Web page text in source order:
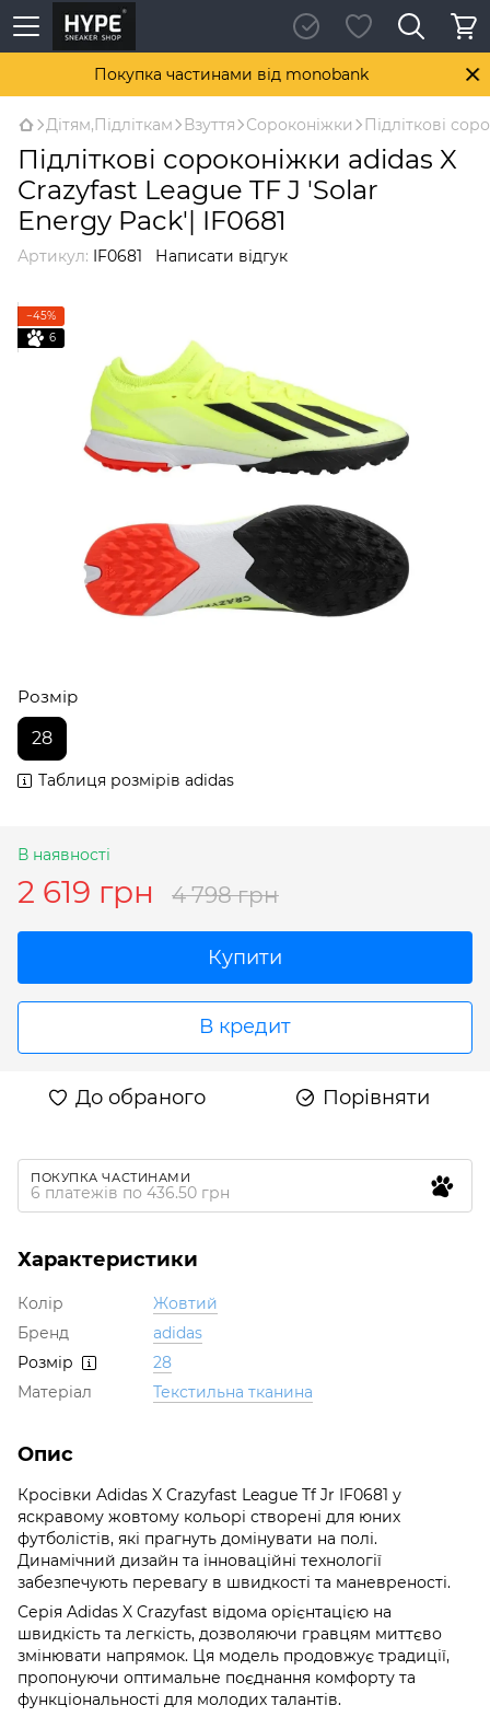
Покупка частинами від monobank
Дітям,Підліткам Взуття Сороконіжки Підліткові
Підліткові сороконіжки adidas X
Crazyfast League TF J 'Solar
Energy Pack'| IF0681
Артикул: IF0681 Написати відгук
−45%
6
Розмір
28
Таблиця розмірів adidas
В наявності
2 619 грн 4 798 грн
Купити
В кредит
До обраного Порівняти
ПОКУПКА ЧАСТИНАМИ
6 платежів по 436.50 грн
Характеристики
Колір
Жовтий
Бренд
adidas
Розмір
28
Матеріал
Текстильна тканина
Опис
Кросівки Adidas X Crazyfast League Tf Jr IF0681 у
яскравому жовтому кольорі створені для юних
футболістів, які прагнуть домінувати на полі.
Динамічний дизайн та інноваційні технології
забезпечують перевагу в швидкості та маневреності.
Серія Adidas X Crazyfast відома орієнтацією на
швидкість та легкість, дозволяючи гравцям миттєво
змінювати напрямок. Ця модель продовжує традиції,
пропонуючи оптимальне поєднання комфорту та
функціональності для молодих талантів.